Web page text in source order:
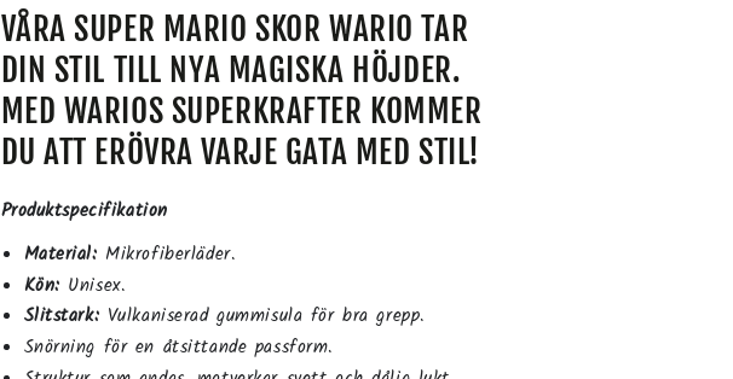
VÅRA SUPER MARIO SKOR WARIO TAR
DIN STIL TILL NYA MAGISKA HÖJDER.
MED WARIOS SUPERKRAFTER KOMMER
DU ATT ERÖVRA VARJE GATA MED STIL!
Produktspecifikation
Material: Mikrofiberläder.
Kön: Unisex.
Slitstark: Vulkaniserad gummisula för bra grepp.
Snörning för en åtsittande passform.